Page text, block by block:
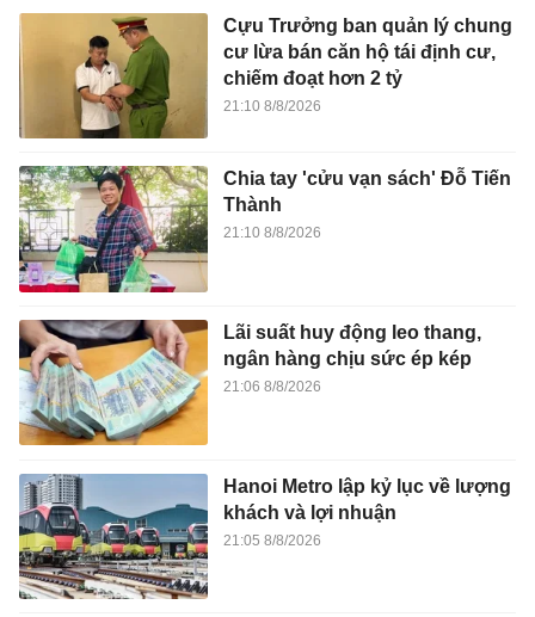
Cựu Trưởng ban quản lý chung
cư lừa bán căn hộ tái định cư,
chiếm đoạt hơn 2 tỷ
21:10 8/8/2026
Chia tay 'cửu vạn sách' Đỗ Tiến
Thành
21:10 8/8/2026
Lãi suất huy động leo thang,
ngân hàng chịu sức ép kép
21:06 8/8/2026
Hanoi Metro lập kỷ lục về lượng
khách và lợi nhuận
21:05 8/8/2026